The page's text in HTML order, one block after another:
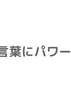
葉にパワ